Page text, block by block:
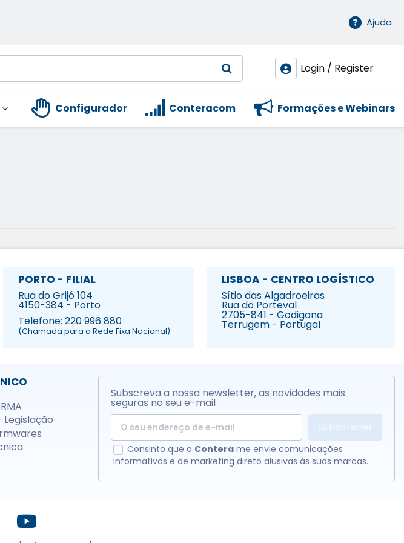
Ajuda
Login / Register
Formações e Webinars
Conteracom
Configurador
PORTO - FILIAL
Rua do Grijó 104
4150-384 - Porto
Telefone: 220 996 880
(Chamada para a Rede Fixa Nacional)
LISBOA - CENTRO LOGÍSTICO
Sítio das Algadroeiras
Rua do Porteval
2705-841 - Godigana
Terrugem - Portugal
Subscreva a nossa newsletter, as novidades mais
seguras no seu e-mail
Subscrever
Consinto que a Contera me envie comunicações
informativas e de marketing direto alusivas às suas marcas.